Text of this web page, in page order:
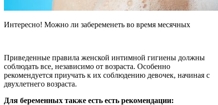
Интересно! Можно ли забеременеть во время месячных
Приведенные правила женской интимной гигиены должны
соблюдать все, независимо от возраста. Особенно
рекомендуется приучать к их соблюдению девочек, начиная с
двухлетнего возраста.
Для беременных также есть есть рекомендации: